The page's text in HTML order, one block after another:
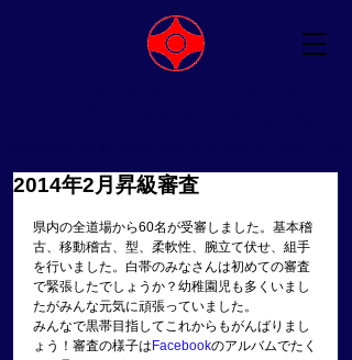
2014年2月昇級審査
県内の全道場から60名が受審しました。基本稽
古、移動稽古、型、柔軟性、腕立て伏せ、組手
を行いました。白帯のみなさんは初めての審査
で緊張したでしょうか？幼稚園児も多くいまし
たがみんな元気に頑張っていました。
みんなで黒帯目指してこれからもがんばりまし
ょう！審査の様子は Facebookのアルバムでたく